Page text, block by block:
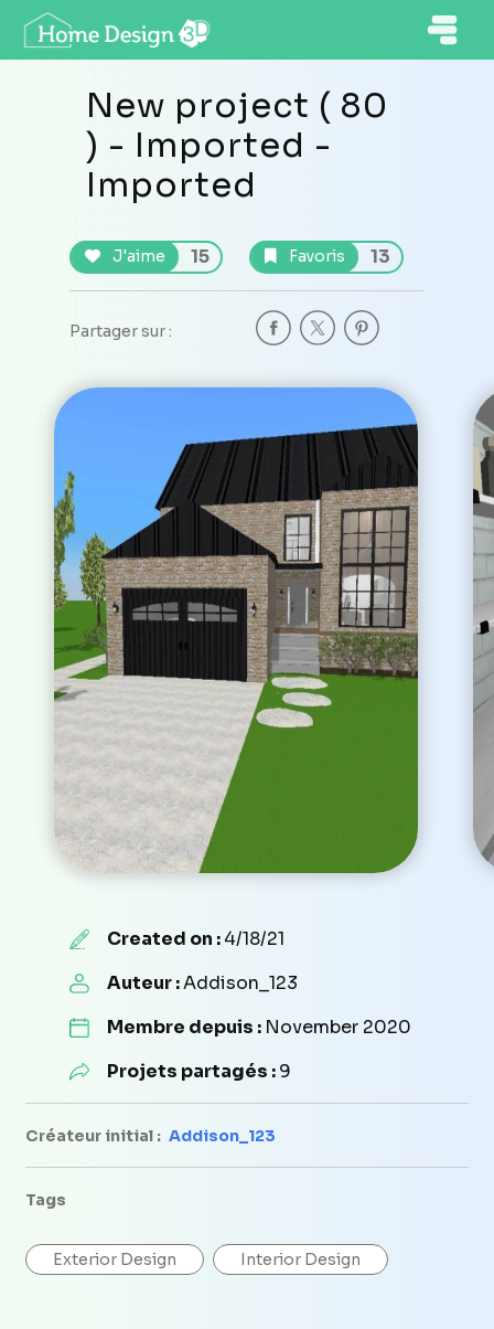
New project ( 80
) - Imported -
Imported
J'aime 15 Favoris 13
Partager sur :
Created on :4/18/21
Auteur :Addison_123
Membre depuis : November 2020
Projets partagés :9
Créateur initial : Addison_123
Tags
Exterior Design Interior Design